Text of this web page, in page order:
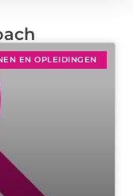
EN OPLEIDINGEN